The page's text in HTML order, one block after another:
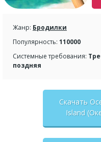
Жанр: Бродилки
Популярность: 110000
Системные требования:
поздняя
Скачать
Island